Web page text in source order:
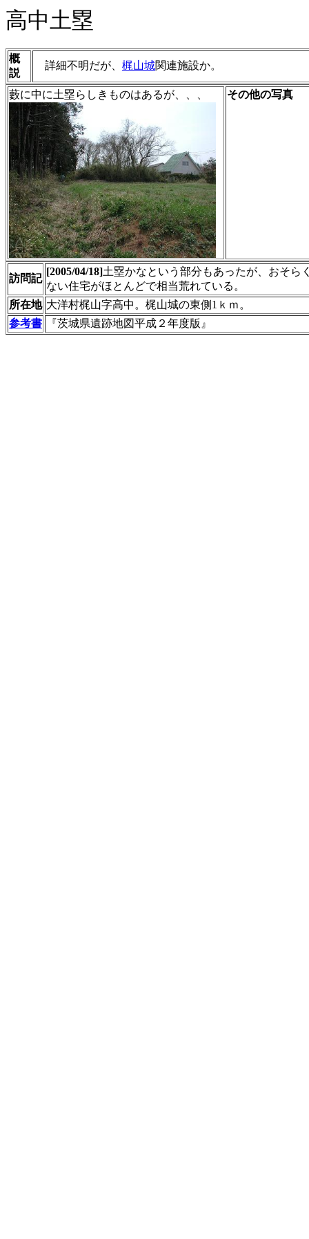
高中土塁
概
説
詳細不明だが、 梶山城関連施設か。
藪に中に土塁らしきものはあるが、、、 その他の写真
訪問記
[2005/04/18]土塁かなという部分もあったが、おそら
ない住宅がほとんどで相当荒れている。
所在地 大洋村梶山字高中。梶山城の東側1ｋｍ。
参考書
『茨城県遺跡地図平成２年度版』